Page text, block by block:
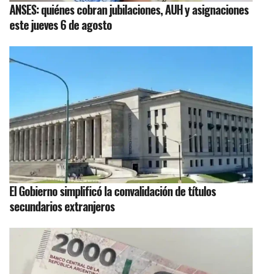
ANSES: quiénes cobran jubilaciones, AUH y asignaciones
este jueves 6 de agosto
El Gobierno simplificó la convalidación de títulos
secundarios extranjeros